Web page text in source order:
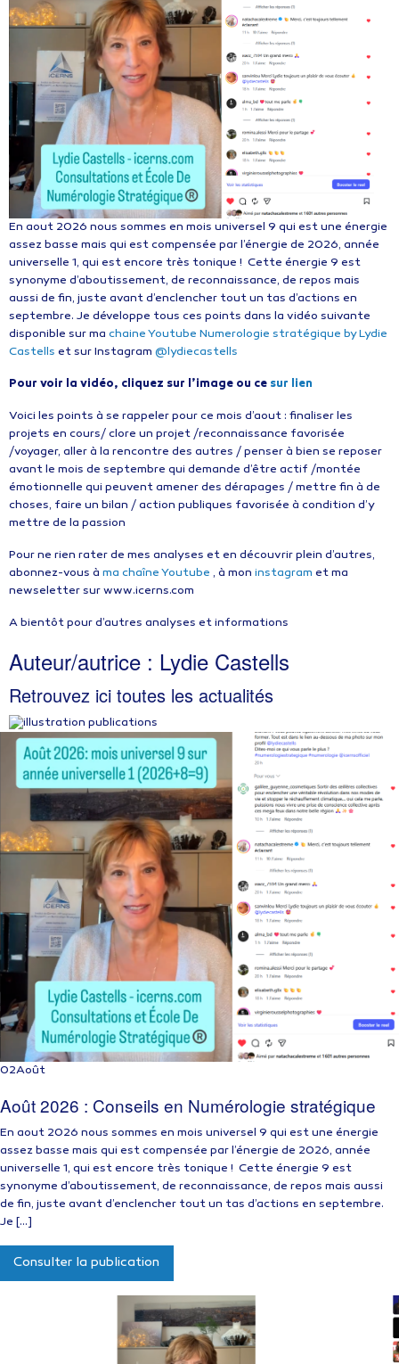
En aout 2026 nous sommes en mois universel 9 qui est une énergie
assez basse mais qui est compensée par l’énergie de 2026, année
universelle 1, qui est encore très tonique ! Cette énergie 9 est
synonyme d’aboutissement, de reconnaissance, de repos mais
aussi de fin, juste avant d’enclencher tout un tas d’actions en
septembre. Je développe tous ces points dans la vidéo suivante
disponible sur ma chaine Youtube Numerologie stratégique by Lydie
Castells et sur Instagram @lydiecastells
Pour voir la vidéo, cliquez sur l’image ou ce sur lien
Voici les points à se rappeler pour ce mois d’aout : finaliser les
projets en cours/ clore un projet /reconnaissance favorisée
/voyager, aller à la rencontre des autres / penser à bien se reposer
avant le mois de septembre qui demande d’être actif /montée
émotionnelle qui peuvent amener des dérapages / mettre fin à de
choses, faire un bilan / action publiques favorisée à condition d’y
mettre de la passion
Pour ne rien rater de mes analyses et en découvrir plein d’autres,
abonnez-vous à ma chaîne Youtube , à mon instagram et ma
newseletter sur www.icerns.com
A bientôt pour d’autres analyses et informations
Auteur/autrice : Lydie Castells
Retrouvez ici toutes les actualités
02Août
Août 2026 : Conseils en Numérologie stratégique
En aout 2026 nous sommes en mois universel 9 qui est une énergie
assez basse mais qui est compensée par l’énergie de 2026, année
universelle 1, qui est encore très tonique ! Cette énergie 9 est
synonyme d’aboutissement, de reconnaissance, de repos mais aussi
de fin, juste avant d’enclencher tout un tas d’actions en septembre.
Je […]
Consulter la publication